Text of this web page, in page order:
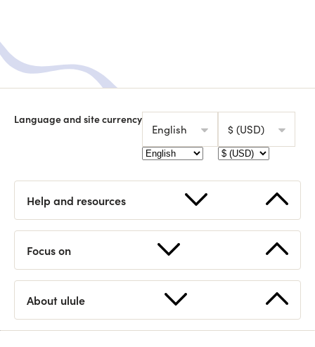
Language and site currency
English $ (USD)
Help and resources
Contact us
Statistics
Open API
Focus on
Eligible projects
About ulule